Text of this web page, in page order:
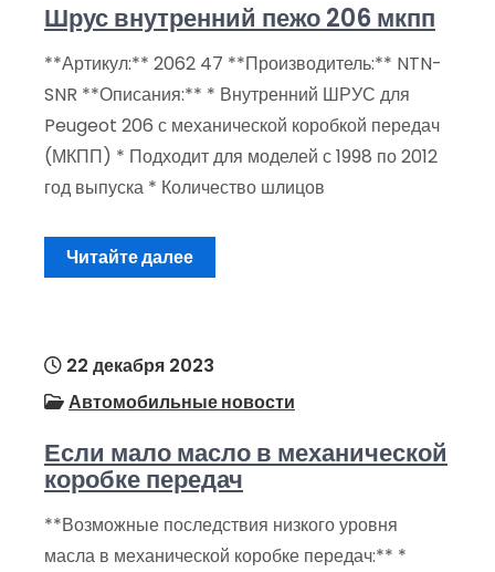
Шрус внутренний пежо 206 мкпп
**Артикул:** 2062 47 **Производитель:** NTN-
SNR **Описания:** * Внутренний ШРУС для
Peugeot 206 с механической коробкой передач
(МКПП) * Подходит для моделей с 1998 по 2012
год выпуска * Количество шлицов
Читайте далее
22 декабря 2023
Автомобильные новости
Если мало масло в механической
коробке передач
**Возможные последствия низкого уровня
масла в механической коробке передач:** *